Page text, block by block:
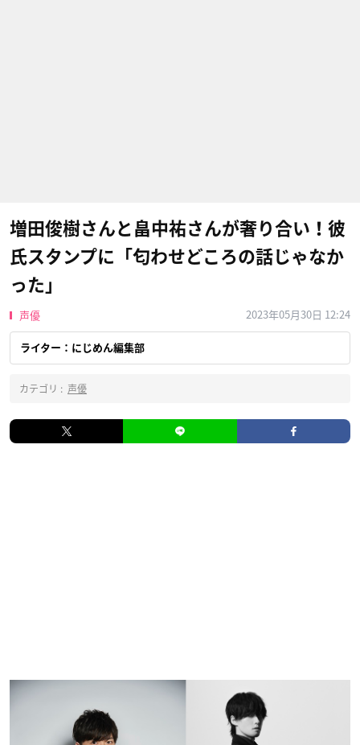
増田俊樹さんと畠中祐さんが奢り合い！彼
氏スタンプに「匂わせどころの話じゃなか
った」
声優 2023年05月30日 12:24
ライター：にじめん編集部
カテゴリ : 声優